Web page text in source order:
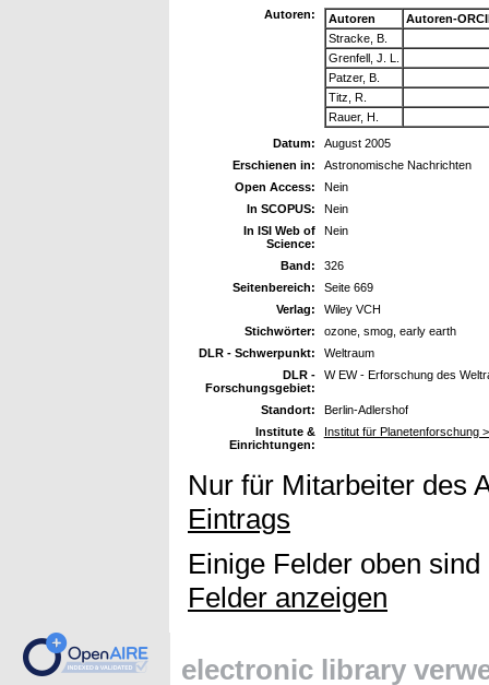
Autoren:
Autoren
Autoren-
Stracke, B.
Grenfell, J. L.
Patzer, B.
Titz, R.
Rauer, H.
Datum:
August 2005
Erschienen in:
Astronomische Nachrichten
Open Access:
Nein
In SCOPUS:
Nein
In ISI Web of
Science:
Nein
Band:
326
Seitenbereich:
Seite 669
Verlag:
Wiley VCH
Stichwörter:
ozone, smog, early earth
DLR - Schwerpunkt:
Weltraum
DLR -
Forschungsgebiet:
W EW - Erforschung des
Standort:
Berlin-Adlershof
Institute &
Einrichtungen:
Institut für Planetenforschung
Nur für Mitarbeiter des
Eintrags
Einige Felder oben
Felder anzeigen
electronic library